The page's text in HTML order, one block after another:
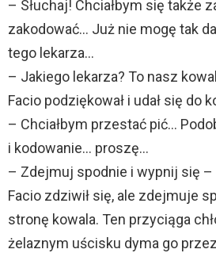
– Słuchaj! Chciałbym się także
zakodować… Już nie mogę tak
tego lekarza…
– Jakiego lekarza? To nasz
Facio podziękował i udał się do
– Chciałbym przestać pić…
i kodowanie… proszę…
– Zdejmuj spodnie i wypnij się –
Facio zdziwił się, ale zdejmuje
stronę kowala. Ten przyciąga
żelaznym uścisku dyma go